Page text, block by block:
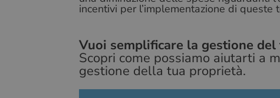
incentivi per l’implementazione di queste
Vuoi semplificare la gestione
Scopri come possiamo aiutarti a
gestione della tua proprietà.